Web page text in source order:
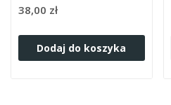
38,00 zł
Dodaj do koszyka